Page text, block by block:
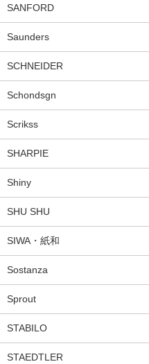
SANFORD
Saunders
SCHNEIDER
Schondsgn
Scrikss
SHARPIE
Shiny
SHU SHU
SIWA・紙和
Sostanza
Sprout
STABILO
STAEDTLER